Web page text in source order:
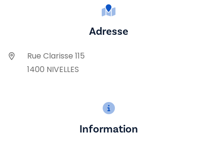
Adresse
Rue Clarisse 115
1400 NIVELLES
Information